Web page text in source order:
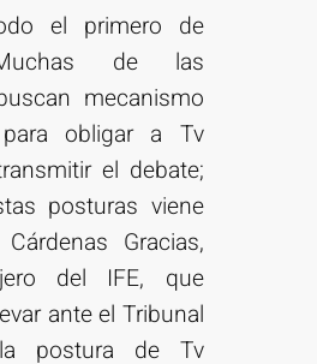
el primero de
de las
mecanismo
obligar a Tv
el debate;
posturas viene
Gracias,
del IFE, que
ante el Tribunal
postura de Tv